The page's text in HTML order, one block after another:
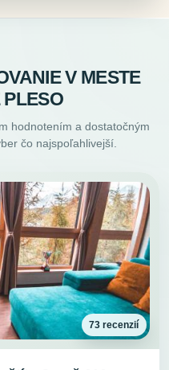
V MESTE
hodnotením a dostatočným
čo najspoľahlivejší.
73 recenzií